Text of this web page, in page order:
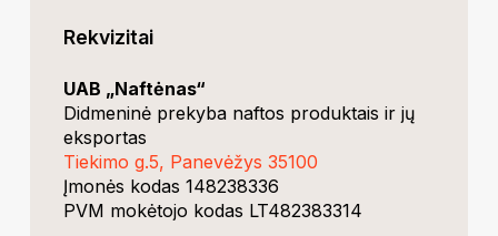
Rekvizitai
UAB „Naftėnas“
Didmeninė prekyba naftos produktais ir jų
eksportas
Tiekimo g.5, Panevėžys 35100
Įmonės kodas 148238336
PVM mokėtojo kodas LT482383314